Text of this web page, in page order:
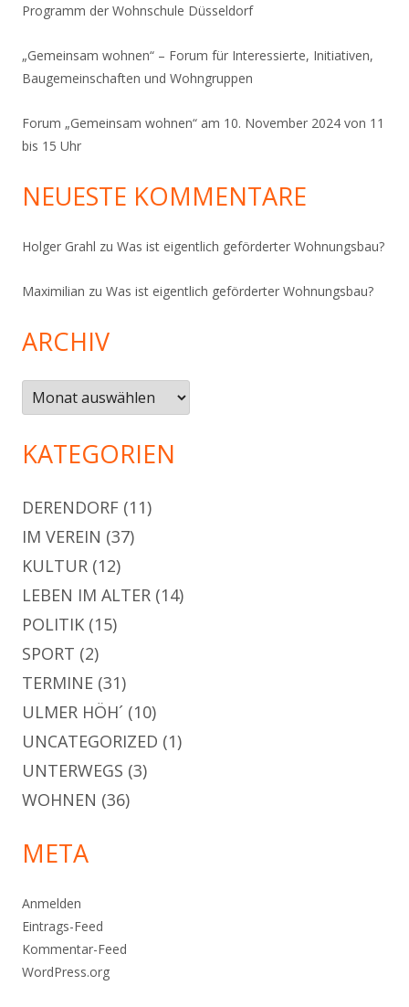
Programm der Wohnschule Düsseldorf
„Gemeinsam wohnen“ – Forum für Interessierte, Initiativen,
Baugemeinschaften und Wohngruppen
Forum „Gemeinsam wohnen“ am 10. November 2024 von 11
bis 15 Uhr
NEUESTE KOMMENTARE
Holger Grahl zu Was ist eigentlich geförderter Wohnungsbau?
Maximilian zu Was ist eigentlich geförderter Wohnungsbau?
ARCHIV
Archiv
KATEGORIEN
DERENDORF (11)
IM VEREIN (37)
KULTUR (12)
LEBEN IM ALTER (14)
POLITIK (15)
SPORT (2)
TERMINE (31)
ULMER HÖH´ (10)
UNCATEGORIZED (1)
UNTERWEGS (3)
WOHNEN (36)
META
Anmelden
Eintrags-Feed
Kommentar-Feed
WordPress.org